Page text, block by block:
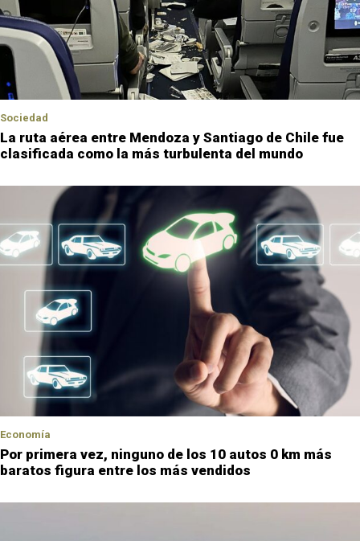
Sociedad
La ruta aérea entre Mendoza y Santiago de Chile fue
clasificada como la más turbulenta del mundo
Economía
Por primera vez, ninguno de los 10 autos 0 km más
baratos figura entre los más vendidos